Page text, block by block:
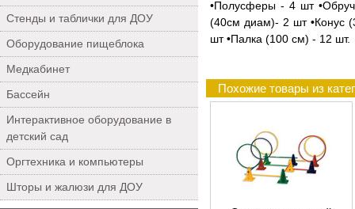
Стенды и таблички для ДОУ
Оборудование пищеблока
Медкабинет
Бассейн
Интерактивное оборудование в
детский сад
Оргтехника и компьютеры
Шторы и жалюзи для ДОУ
•Полусферы - 4 шт
(40см диам)- 2 шт •Конус
шт •Палка (100 см) - 12 шт.
Похожие товары из